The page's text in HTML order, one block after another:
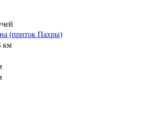
(приток Пахры)
км